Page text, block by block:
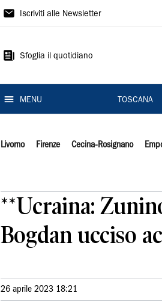
Il
Iscriviti alle Newsletter
Sfoglia il quotidiano
MENU TOSCANA
Livorno Firenze Cecina-Rosignano
**Ucraina:
Bogdan ucciso
26 aprile 2023 18:21